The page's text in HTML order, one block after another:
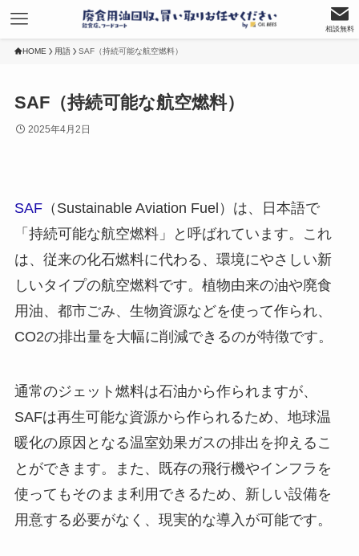
相談無料
HOME 用語 SAF（持続可能な航空燃料）
SAF（持続可能な航空燃料）
2025年4月2日
SAF（Sustainable Aviation Fuel）は、日本語で
「持続可能な航空燃料」と呼ばれています。これ
は、従来の化石燃料に代わる、環境にやさしい新
しいタイプの航空燃料です。植物由来の油や廃食
用油、都市ごみ、生物資源などを使って作られ、
CO2の排出量を大幅に削減できるのが特徴です。
通常のジェット燃料は石油から作られますが、
SAFは再生可能な資源から作られるため、地球温
暖化の原因となる温室効果ガスの排出を抑えるこ
とができます。また、既存の飛行機やインフラを
使ってもそのまま利用できるため、新しい設備を
用意する必要がなく、現実的な導入が可能です。